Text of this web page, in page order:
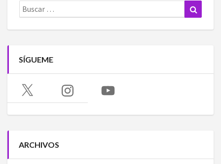
Buscar:
SÍGUEME
X Instagram YouTube
ARCHIVOS